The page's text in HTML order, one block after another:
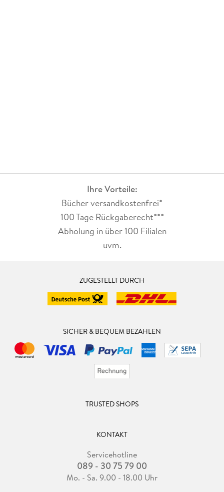
Ihre Vorteile:
Bücher versandkostenfrei*
100 Tage Rückgaberecht***
Abholung in über 100 Filialen
uvm.
ZUGESTELLT DURCH
SICHER & BEQUEM BEZAHLEN
TRUSTED SHOPS
KONTAKT
Servicehotline
089 - 30 75 79 00
Mo. - Sa. 9.00 - 18.00 Uhr